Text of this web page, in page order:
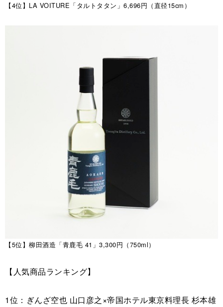
【4位】LA VOITURE「タルトタタン」6,696円（直径15cm）
【5位】柳田酒造「青鹿毛 41」3,300円（750ml）
【人気商品ランキング】
1位：ぎんざ空也 山口彦之×帝国ホテル東京料理長 杉本雄